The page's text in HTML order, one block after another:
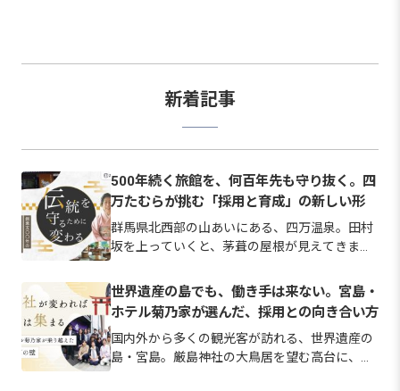
新着記事
500年続く旅館を、何百年先も守り抜く。四
万たむらが挑む「採用と育成」の新しい形
群馬県北西部の山あいにある、四万温泉。田村
坂を上っていくと、茅葺の屋根が見えてきま
られてきた佇まいです。 しかし、一緒に旅館を
守り続ける仲間探しにおいては、伝統を未来へ
つなぐために過去の慣習に固執…
世界遺産の島でも、働き手は来ない。宮島・
ホテル菊乃家が選んだ、採用との向き合い方
国内外から多くの観光客が訪れる、世界遺産の
島・宮島。厳島神社の大鳥居を望む高台に、ホ